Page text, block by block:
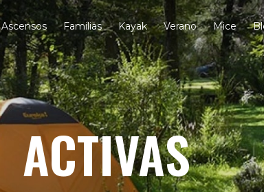
Ascensos Familias Kayak Verano Mice
ACTIVAS